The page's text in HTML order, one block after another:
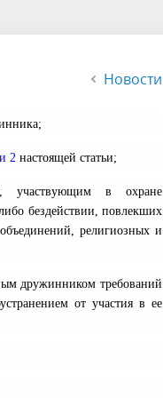
торги
комиссия по
правонарушения
Новости
2 настоящей статьи;
участвующим в охране
бездействии, повлекших
религиозных и
дружинником требований
от участия в ее